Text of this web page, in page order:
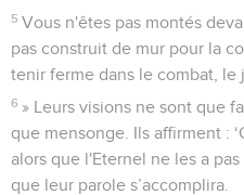
5 Vous n'êtes pas montés
pas construit de mur pour la
tenir ferme dans le combat, le
6 » Leurs visions ne sont que
que mensonge. Ils affirment :
alors que l'Eternel ne les a
que leur parole s’accomplira.